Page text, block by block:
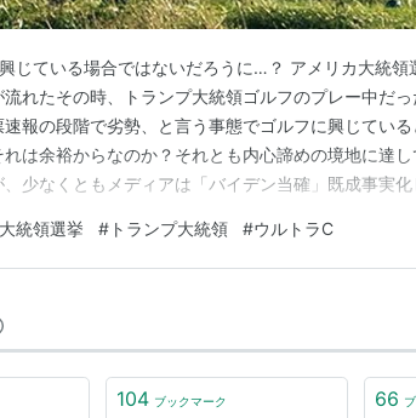
(スポーツ) 【うるとらしー】
るかつての最高 難度。ちなみに現在の最高難
クにおいて、山下選手が決めたいわゆる「山
ったらしい。しかし、今ではトレーニング法
しい。
じている場合ではないだろうに…？ アメリカ大統領
れたその時、トランプ大統領ゴルフのプレー中だ
報の段階で劣勢、と言う事態でゴルフに興じてい
れは余裕からなのか？それとも内心諦めの境地に達
、少なくともメディアは「バイデン当確」既成事実
articles/
トランプ大統領に敗北を受け入れるよう助言 米…
統領選挙 # トランプ大統領 #ウルトラC
104 ブックマーク 66